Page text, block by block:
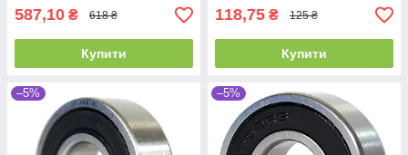
587,10 ₴ 618 ₴
Купити
118,75 ₴ 125 ₴
Купити
–5% –5%